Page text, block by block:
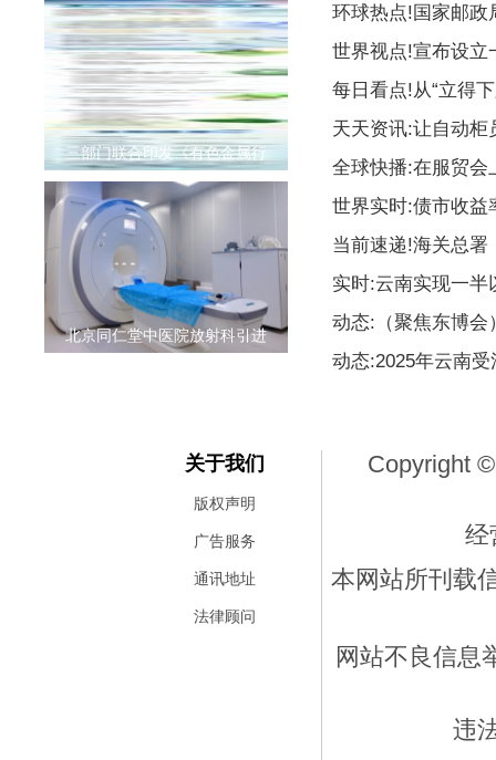
三部门联合印发《有色金属行
北京同仁堂中医院放射科引进
环球热点!国家邮政
世界视点!宣布设立
每日看点!从“立得
天天资讯:让自动柜
全球快播:在服贸会
世界实时:债市收益
当前速递!海关总署
实时:云南实现一半
动态:（聚焦东博会
动态:2025年云南
关于我们
版权声明
广告服务
通讯地址
法律顾问
Copyright
经
本网站所刊载
网站不良信息
违